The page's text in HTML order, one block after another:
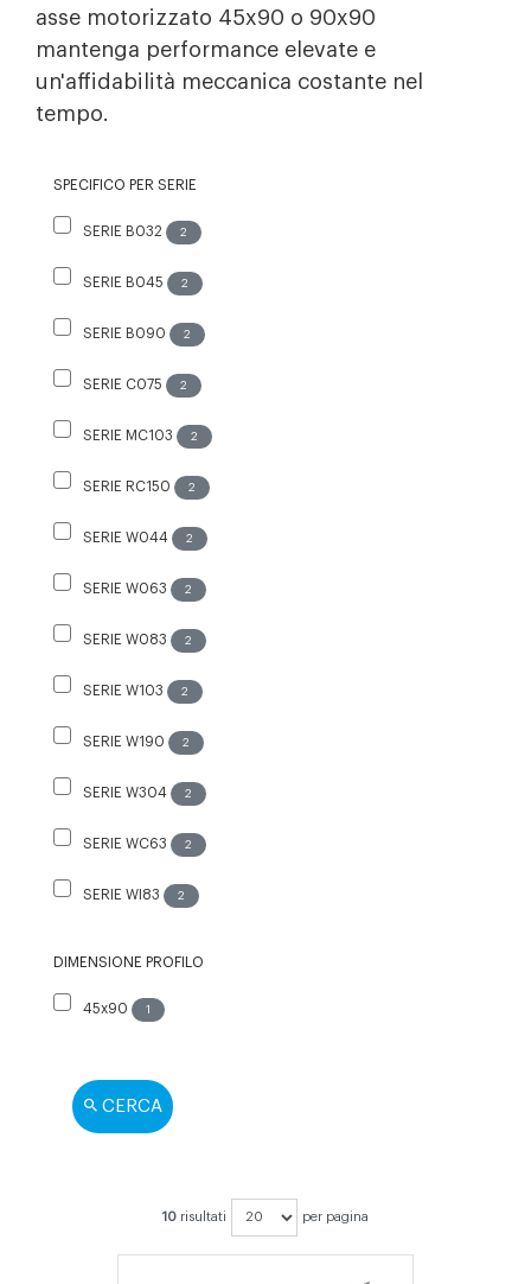
asse motorizzato 45x90 o 90x90
mantenga performance elevate e
un'affidabilità meccanica costante nel
tempo.
SPECIFICO PER SERIE
SERIE B032 2
SERIE B045 2
SERIE B090 2
SERIE C075 2
SERIE MC103 2
SERIE RC150 2
SERIE W044 2
SERIE W063 2
SERIE W083 2
SERIE W103 2
SERIE W190 2
SERIE W304 2
SERIE WC63 2
SERIE WI83 2
DIMENSIONE PROFILO
45x90 1
CERCA
10 risultati per pagina